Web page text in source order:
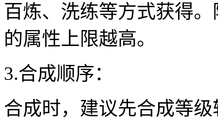
百炼、洗练等方式获得
的属性上限越高。
3.合成顺序：
合成时，建议先合成等